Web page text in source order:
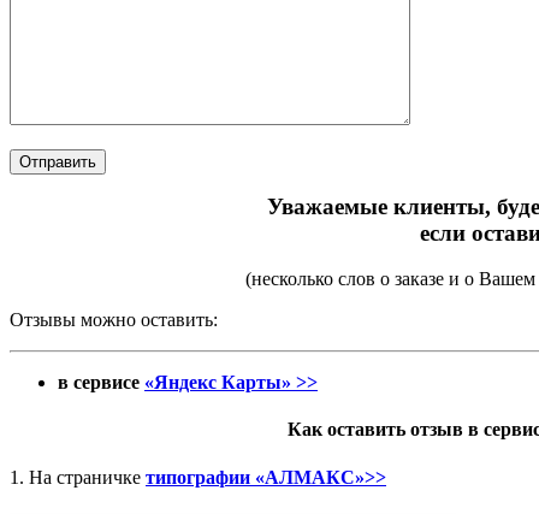
Уважаемые клиенты,
если
(несколько слов о заказе и о
Отзывы можно оставить:
в сервисе «Яндекс Карты» >>
Как оставить отзыв в
1. На страничке типографии «АЛМАКС»>>